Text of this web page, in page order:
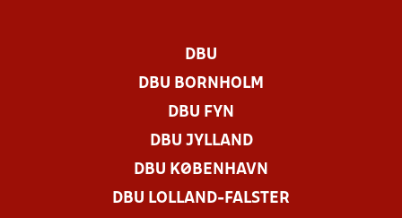
DBU
DBU BORNHOLM
DBU FYN
DBU JYLLAND
DBU KØBENHAVN
DBU LOLLAND-FALSTER